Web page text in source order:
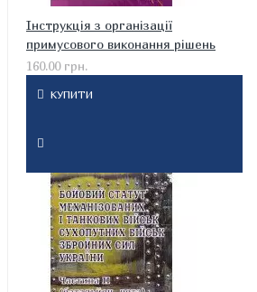
Інструкція з організації
примусового виконання рішень
160.00 грн.
КУПИТИ